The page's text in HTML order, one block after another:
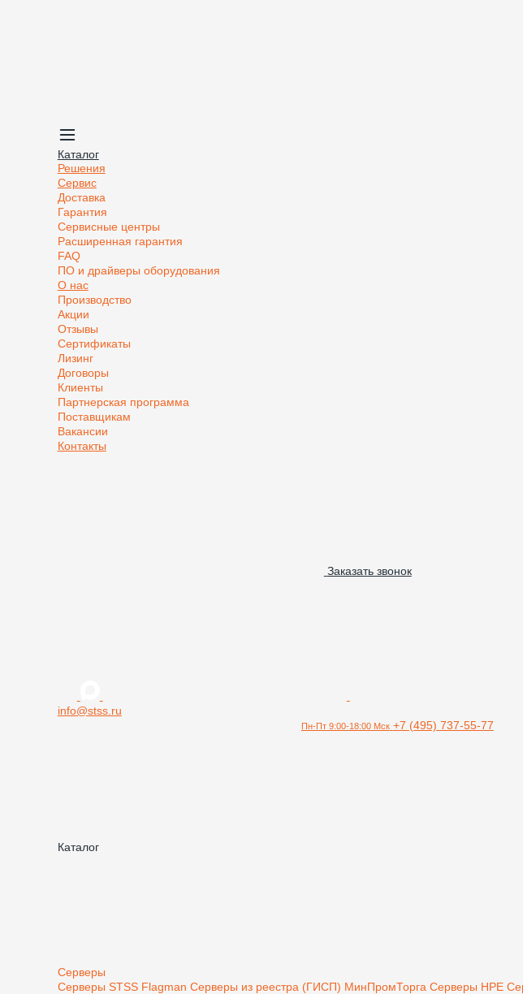
Каталог
Решения
Сервис
Доставка
Гарантия
Сервисные центры
Расширенная гарантия
FAQ
ПО и драйверы оборудования
О нас
Производство
Акции
Отзывы
Сертификаты
Лизинг
Договоры
Клиенты
Партнерская программа
Поставщикам
Вакансии
Контакты
Заказать звонок
info@stss.ru
Пн-Пт 9:00-18:00 Мск +7 (495) 737-55-77
Каталог
Серверы
Серверы STSS Flagman Серверы из реестра (ГИСП) МинПромТорга Серверы HPE